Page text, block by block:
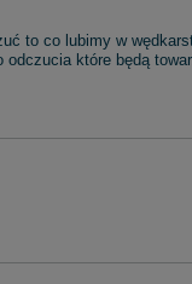
to co lubimy w
które będą